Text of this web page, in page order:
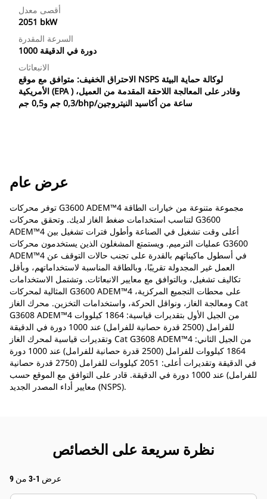
أقصى معدل
2051 bkW
السرعة المقدرة
1000 دورة في الدقيقة
الانبعاثات
الاحتراق الخفيف: متوافق مع موقع NSPS لوكالة حماية البيئة
الأمريكية (EPA ) وقادر على المعالجة اللاحقة المقدمة من العميل،
0,3 جم و0,5 جم/bhp/ساعة من أكاسيد النيتروجين
عرض عام
توفر محركات G3600 ADEM™4 مجموعة متنوعة من خيارات الطاقة
لتناسب استخدامات ضغط الغاز لديك. وتحقق محركات G3600
ADEM™4 أعلى وقت تشغيل في الصناعة وأطول فترات تشغيل بين
عمليات الترميم. ويستمتع المشغلون الذين يستخدمون محركات G3600
ADEM™4 في أسطول ماكيناتهم بالقدرة على تجنب حالات التوقف عن
العمل غير المجدولة تقريبًا، وبالطاقة المناسبة لاستخداماتهم، وبأقل
تكاليف تشغيل، وبالتوافق مع معايير الانبعاثات. وتشتمل الاستخدامات
المثالية لمحركات G3600 ADEM™4 على محطات التجميع المركزية،
ومعالجة الغاز، ونواقل الحركة، واستخدامات التخزين. محرك الغاز Cat
G3608 ADEM™4 من الجيل الأول بتقديرات قياسية: 1864 كيلووات
للفرامل (2500 قدرة حصانية للفرامل) عند 1000 دورة في الدقيقة
وتقديرات قياسية لمحرك الغاز Cat G3608 ADEM™4 من الجيل الثاني:
1864 كيلووات للفرامل (2500 قدرة حصانية للفرامل) عند 1000 دورة
في الدقيقة وتقديرات أعلى: 2051 كيلووات للفرامل (2750 قدرة حصانية
للفرامل) عند 1000 دورة في الدقيقة. قادر على التوافق مع الموقع حسب
معايير أداء المصدر الجديد (NSPS).
نظرة سريعة على الخصائص
عرض 1-3 من 9